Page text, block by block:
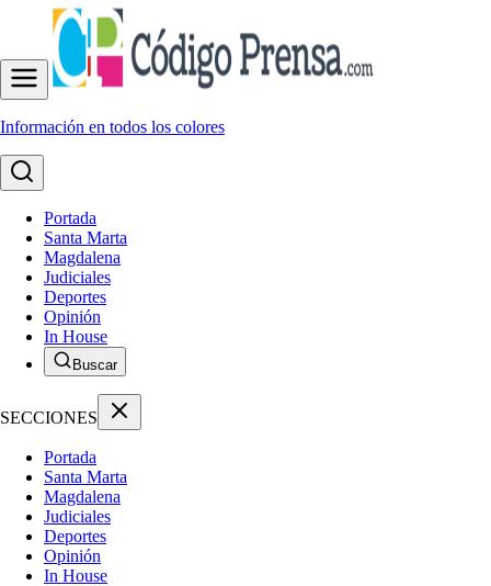
Información en todos los colores
Portada
Santa Marta
Magdalena
Judiciales
Deportes
Opinión
In House
Buscar
SECCIONES
Portada
Santa Marta
Magdalena
Judiciales
Deportes
Opinión
In House